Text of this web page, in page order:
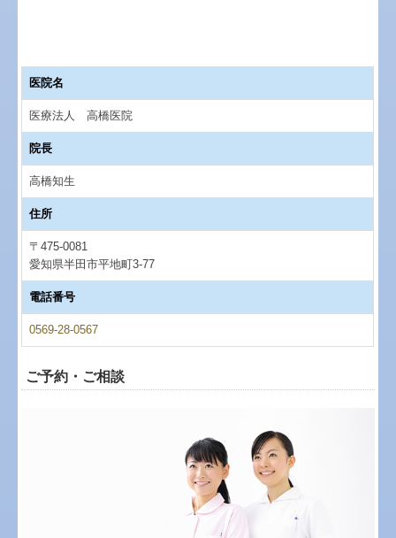
医院名
医療法人 高橋医院
院長
高橋知生
住所
〒475-0081
愛知県半田市平地町3-77
電話番号
0569-28-0567
ご予約・ご相談